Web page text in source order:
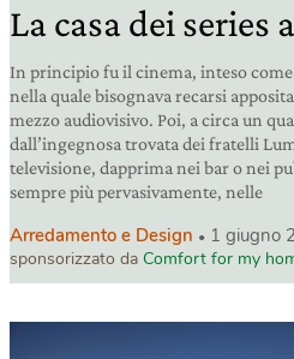
La casa dei series
In principio fu il cinema, inteso
nella quale bisognava recarsi
mezzo audiovisivo. Poi, a circa un
dall’ingegnosa trovata dei fratelli
televisione, dapprima nei bar o nei
sempre più pervasivamente, nelle
Arredamento e Design 1 giugno
sponsorizzato da Comfort for my